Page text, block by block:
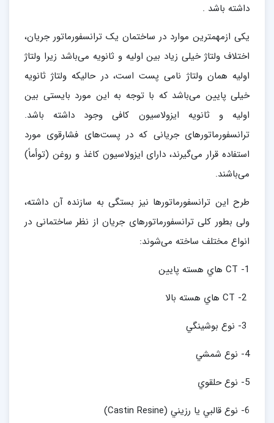
داشته باشد .
یکی ازمهمترین موارد در ساختمان یک ترانسفورماتور جریان،
اختلاف ولتاژ خیلی زیاد بین اولیه و ثانویه می‌باشد زیرا ولتاژ
اولیه همان ولتاژ نامی پست است، در حالیکه ولتاژ ثانویه
خیلی پایین می‌باشد که با توجه به این مورد بایستی بین
اولیه و ثانویه ایزولاسیون کافی وجود داشته باشد.
ترانسفورماتورهای جریانی که در پست‌های فشارقوی مورد
استفاده قرار می‌گیرند، دارای ایزولاسیون کاغذ و روغن (توأماً)
می‌باشند.
طرح این ترانسفورماتورها نیز بستگی به سازنده آن داشته،
ولی بطور کلی ترانسفورماتورهای جریان از نظر ساختمانی در
انواع مختلف ساخته می‌شوند:
1- CT هاي هسته پايين
4- نوع شمشي
5- نوع حلقوي
6- نوع قالبي يا رزيني (Castin Resine)